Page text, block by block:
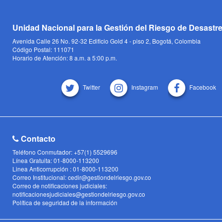
Unidad Nacional para la Gestión del Riesgo de
Avenida Calle 26 No. 92-32 Edificio Gold 4 - piso 2, Bogotá, Colombia
Código Postal: 111071
Horario de Atención: 8 a.m. a 5:00 p.m.
Twitter Instagram Facebook
Contacto
Teléfono Conmutador: +57(1) 5529696
Línea Gratuita: 01-8000-113200
Linea Anticorrupción : 01-8000-113200
Correo Institucional: cedir@gestiondelriesgo.gov.co
Correo de notificaciones judiciales:
notificacionesjudiciales@gestiondelriesgo.gov.co
Política de seguridad de la información